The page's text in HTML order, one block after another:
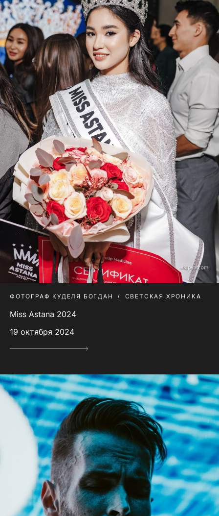
ФОТОГРАФ КУДЕЛЯ БОГДАН СВЕТСКАЯ ХРОНИКА
Miss Astana 2024
19 октября 2024